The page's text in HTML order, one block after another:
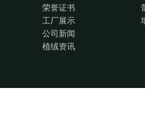
荣誉证书
工厂展示
公司新闻
植绒资讯